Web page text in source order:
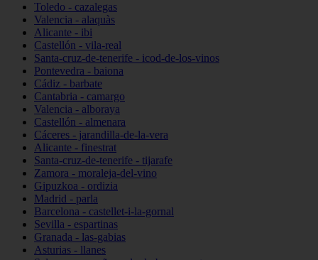
Toledo - cazalegas
Valencia - alaquàs
Alicante - ibi
Castellón - vila-real
Santa-cruz-de-tenerife - icod-de-los-vinos
Pontevedra - baiona
Cádiz - barbate
Cantabria - camargo
Valencia - alboraya
Castellón - almenara
Cáceres - jarandilla-de-la-vera
Alicante - finestrat
Santa-cruz-de-tenerife - tijarafe
Zamora - moraleja-del-vino
Gipuzkoa - ordizia
Madrid - parla
Barcelona - castellet-i-la-gornal
Sevilla - espartinas
Granada - las-gabias
Asturias - llanes